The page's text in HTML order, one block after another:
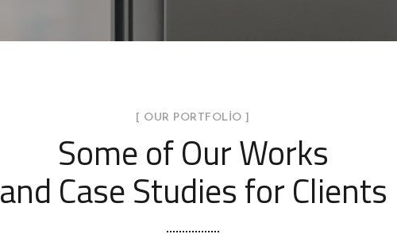
[ OUR PORTFOLIO ]
Some of Our Works
and Case Studies for Clients